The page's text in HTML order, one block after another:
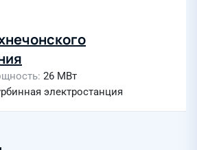
26 МВт
электростанция